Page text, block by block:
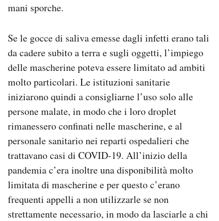
mani sporche.
Se le gocce di saliva emesse dagli infetti erano tali
da cadere subito a terra e sugli oggetti, l’impiego
delle mascherine poteva essere limitato ad ambiti
molto particolari. Le istituzioni sanitarie
iniziarono quindi a consigliarne l’uso solo alle
persone malate, in modo che i loro droplet
rimanessero confinati nelle mascherine, e al
personale sanitario nei reparti ospedalieri che
trattavano casi di COVID-19. All’inizio della
pandemia c’era inoltre una disponibilità molto
limitata di mascherine e per questo c’erano
frequenti appelli a non utilizzarle se non
strettamente necessario, in modo da lasciarle a chi